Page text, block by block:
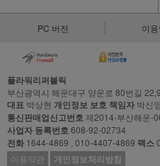
PC 버전 이
플라워리퍼블릭
부산광역시 해운대구 양운로 80번길
대표 박상현 개인정보 보호 책임자 박신영
통신판매업신고번호제2014-부산해운-
사업자 등록번호608-92-02734
전화 1644-4869 , 010-4407-4869 팩스
이용약관
개인정보처리방침